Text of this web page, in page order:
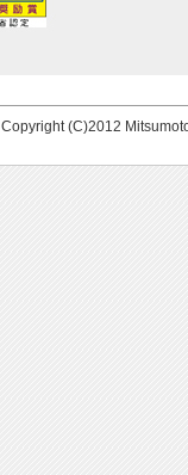
Copyright (C)2012